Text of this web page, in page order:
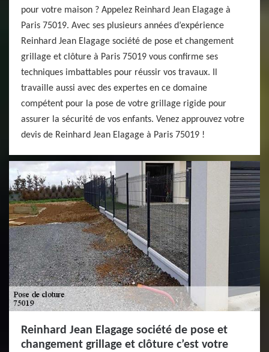
pour votre maison ? Appelez Reinhard Jean Elagage à
Paris 75019. Avec ses plusieurs années d’expérience
Reinhard Jean Elagage société de pose et changement
grillage et clôture à Paris 75019 vous confirme ses
techniques imbattables pour réussir vos travaux. Il
travaille aussi avec des expertes en ce domaine
compétent pour la pose de votre grillage rigide pour
assurer la sécurité de vos enfants. Venez approuvez votre
devis de Reinhard Jean Elagage à Paris 75019 !
Reinhard Jean Elagage société de pose et
changement grillage et clôture c’est votre